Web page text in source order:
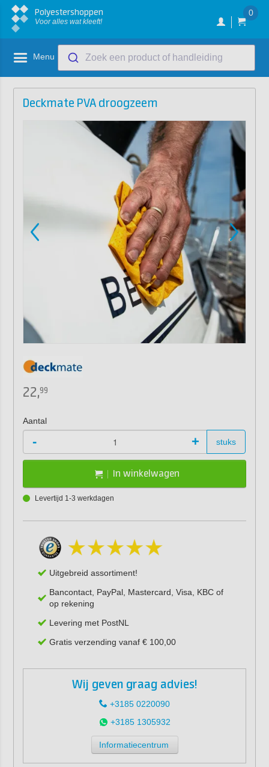
Polyestershoppen
Voor alles wat kleeft!
0
Menu Zoek een product of handleiding
Deckmate PVA droogzeem
22,99
Aantal
- + stuks
In winkelwagen
Levertijd 1-3 werkdagen
Uitgebreid assortiment!
Bancontact, PayPal, Mastercard, Visa, KBC of
op rekening
Levering met PostNL
Gratis verzending vanaf € 100,00
Wij geven graag advies!
+3185 0220090
+3185 1305932
Informatiecentrum